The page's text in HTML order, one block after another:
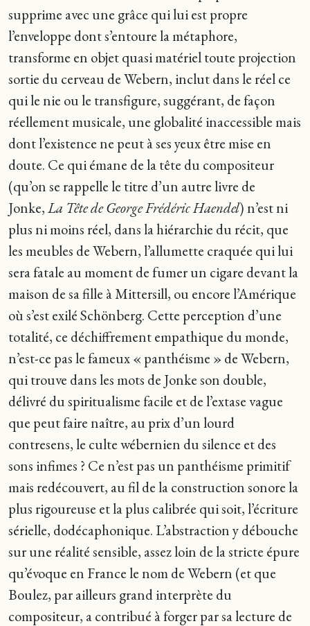
supprime avec une grâce qui lui est propre
l’enveloppe dont s’entoure la métaphore,
transforme en objet quasi matériel toute projection
sortie du cerveau de Webern, inclut dans le réel ce
qui le nie ou le transfigure, suggérant, de façon
réellement musicale, une globalité inaccessible mais
dont l’existence ne peut à ses yeux être mise en
doute. Ce qui émane de la tête du compositeur
(qu’on se rappelle le titre d’un autre livre de
Jonke,La Tête de George Frédéric Haendel) n’est ni
plus ni moins réel, dans la hiérarchie du récit, que
les meubles de Webern, l’allumette craquée qui lui
sera fatale au moment de fumer un cigare devant la
maison de sa fille à Mittersill, ou encore l’Amérique
où s’est exilé Schönberg. Cette perception d’une
totalité, ce déchiffrement empathique du monde,
n’est-ce pas le fameux « panthéisme » de Webern,
qui trouve dans les mots de Jonke son double,
délivré du spiritualisme facile et de l’extase vague
que peut faire naître, au prix d’un lourd
contresens, le culte wébernien du silence et des
sons infimes ? Ce n’est pas un panthéisme primitif
mais redécouvert, au fil de la construction sonore la
plus rigoureuse et la plus calibrée qui soit, l’écriture
sérielle, dodécaphonique. L’abstraction y débouche
sur une réalité sensible, assez loin de la stricte épure
qu’évoque en France le nom de Webern (et que
Boulez, par ailleurs grand interprète du
compositeur, a contribué à forger par sa lecture de